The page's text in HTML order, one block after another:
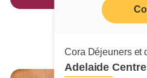
Cora Déjeuners et
Adelaide
En